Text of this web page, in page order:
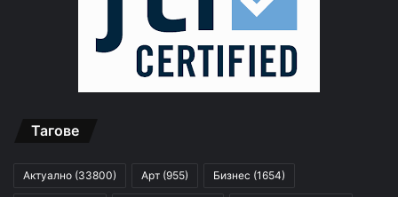
Тагове
Актуално (33800) Арт (955) Бизнес (1654)